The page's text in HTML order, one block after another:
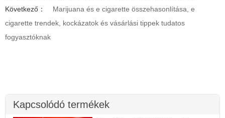
Következő：
Marijuana és e cigarette összehasonlítása, e
cigarette trendek, kockázatok és vásárlási tippek tudatos
fogyasztóknak
Kapcsolódó termékek